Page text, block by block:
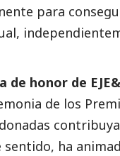
para
de honor de
de los
sentido, ha